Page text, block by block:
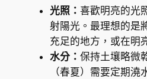
光照： 喜歡明亮的光
射陽光。最理想的是
充足的地方，或在明
水分： 保持土壤略微
（春夏）需要定期澆